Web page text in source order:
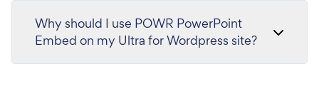
Why should I use POWR PowerPoint
Embed on my Ultra for Wordpress site?